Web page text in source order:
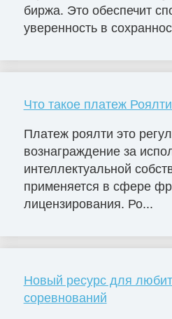
биржа. Это обеспечит
уверенность в
Что такое платеж
Платеж роялти это
вознаграждение за
интеллектуальной
применяется в сфере
лицензирования. Ро...
Новый ресурс для
соревнований